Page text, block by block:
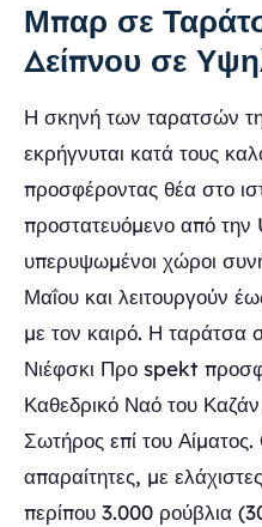
Μπαρ σε
Δείπνου σε
Η σκηνή των ταρατσών
εκρήγνυται κατά τους
προσφέροντας θέα στο
προστατευόμενο από την
υπερυψωμένοι χώροι
Μαΐου και λειτουργούν
με τον καιρό. Η
Νιέφσκι Προ spekt
Καθεδρικό Ναό του
Σωτήρος επί του Αίματος.
απαραίτητες, με
περίπου 3.000 ρούβλια